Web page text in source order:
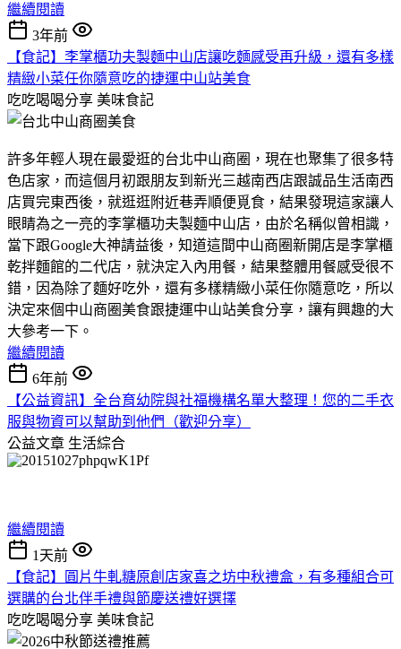
繼續閱讀
3年前
【食記】李掌櫃功夫製麵中山店讓吃麵感受再升級，還有多樣
精緻小菜任你隨意吃的捷運中山站美食
吃吃喝喝分享 美味食記
許多年輕人現在最愛逛的台北中山商圈，現在也聚集了很多特
色店家，而這個月初跟朋友到新光三越南西店跟誠品生活南西
店買完東西後，就逛逛附近巷弄順便覓食，結果發現這家讓人
眼睛為之一亮的李掌櫃功夫製麵中山店，由於名稱似曾相識，
當下跟Google大神請益後，知道這間中山商圈新開店是李掌櫃
乾拌麵館的二代店，就決定入內用餐，結果整體用餐感受很不
錯，因為除了麵好吃外，還有多樣精緻小菜任你隨意吃，所以
決定來個中山商圈美食跟捷運中山站美食分享，讓有興趣的大
大參考一下。
繼續閱讀
6年前
【公益資訊】全台育幼院與社福機構名單大整理！您的二手衣
服與物資可以幫助到他們（歡迎分享）
公益文章 生活綜合
繼續閱讀
1天前
【食記】圓片牛軋糖原創店家喜之坊中秋禮盒，有多種組合可
選購的台北伴手禮與節慶送禮好選擇
吃吃喝喝分享 美味食記